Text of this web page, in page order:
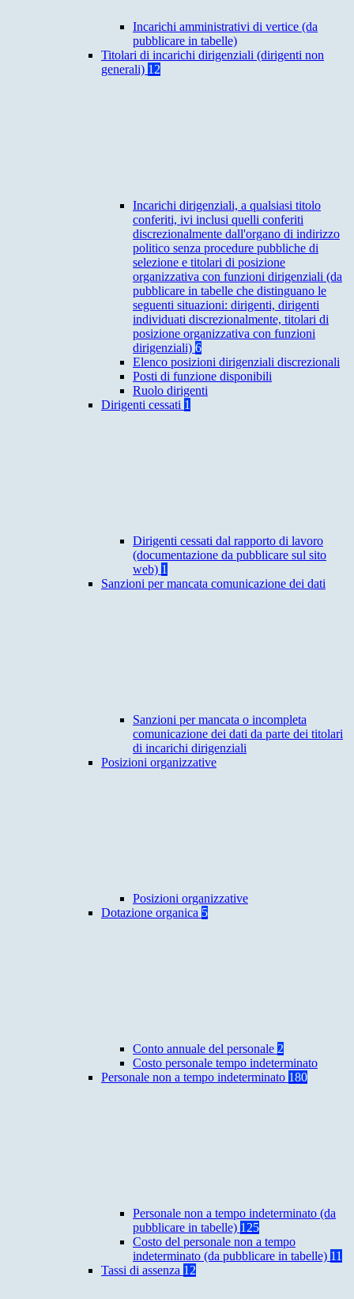
Incarichi amministrativi di vertice (da
pubblicare in tabelle)
Titolari di incarichi dirigenziali (dirigenti non
generali) 12
Incarichi dirigenziali, a qualsiasi titolo
conferiti, ivi inclusi quelli conferiti
discrezionalmente dall'organo di indirizzo
politico senza procedure pubbliche di
selezione e titolari di posizione
organizzativa con funzioni dirigenziali (da
pubblicare in tabelle che distinguano le
seguenti situazioni: dirigenti, dirigenti
individuati discrezionalmente, titolari di
posizione organizzativa con funzioni
dirigenziali) 6
Elenco posizioni dirigenziali discrezionali
Posti di funzione disponibili
Ruolo dirigenti
Dirigenti cessati 1
Dirigenti cessati dal rapporto di lavoro
(documentazione da pubblicare sul sito
web) 1
Sanzioni per mancata comunicazione dei dati
Sanzioni per mancata o incompleta
comunicazione dei dati da parte dei titolari
di incarichi dirigenziali
Posizioni organizzative
Posizioni organizzative
Dotazione organica 5
Conto annuale del personale 2
Costo personale tempo indeterminato
Personale non a tempo indeterminato 180
Personale non a tempo indeterminato (da
pubblicare in tabelle) 125
Costo del personale non a tempo
indeterminato (da pubblicare in tabelle) 11
Tassi di assenza 12